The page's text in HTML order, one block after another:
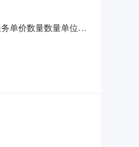
单价数量数量单位总